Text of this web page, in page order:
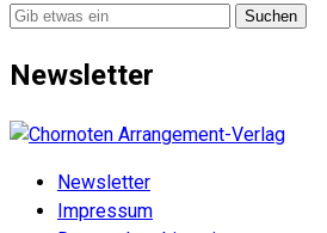
Suche
Newsletter
Newsletter
Impressum